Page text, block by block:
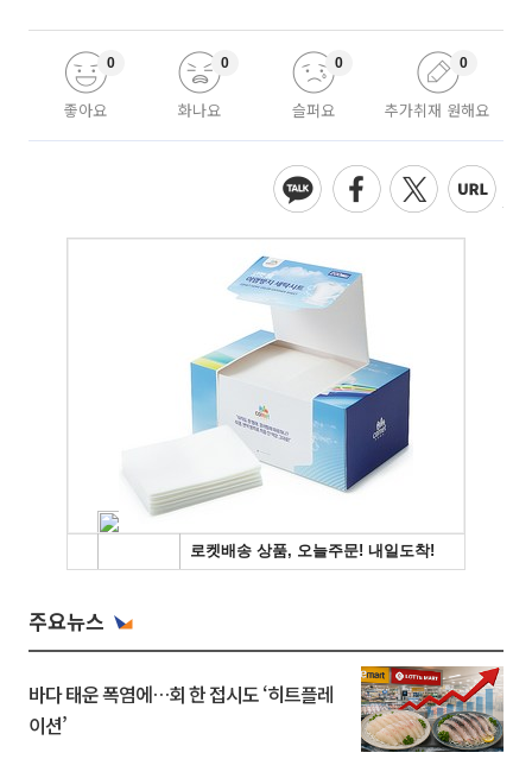
좋아요
0
화나요
0
슬퍼요
0
추가취재 원해요
0
주요뉴스
바다 태운 폭염에…회 한 접시도 ‘히트플레
이션’